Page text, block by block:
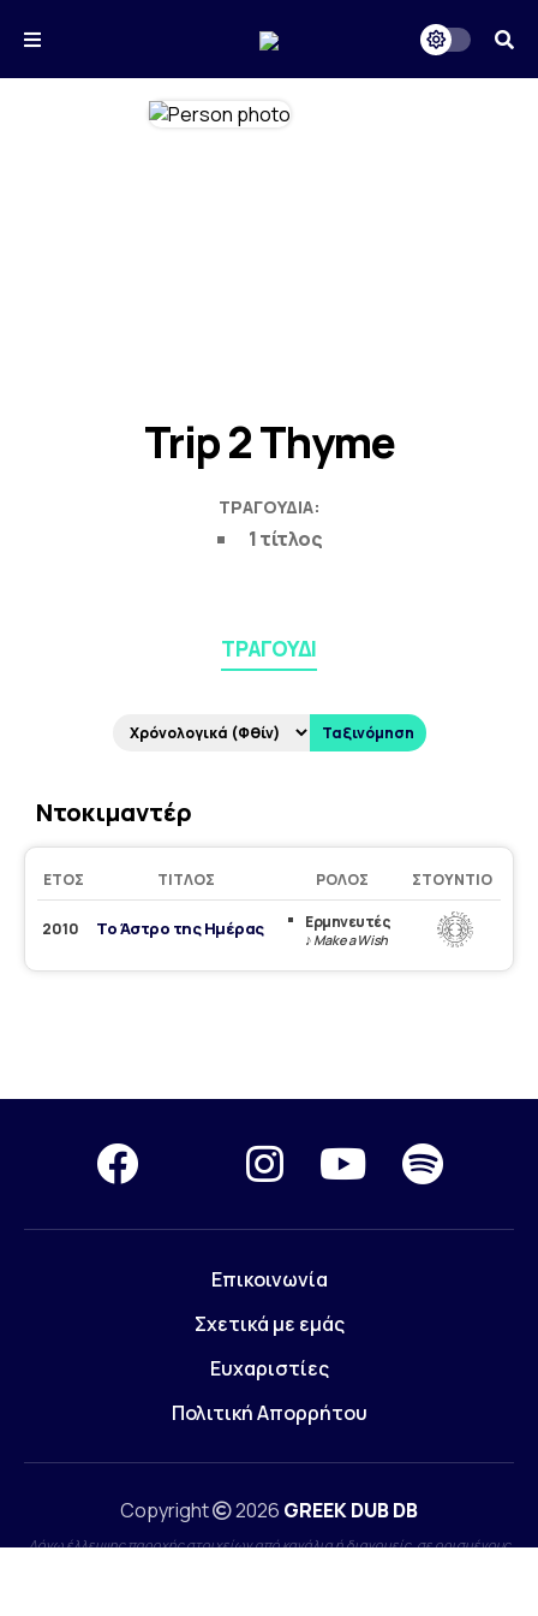
Trip 2 Thyme
ΤΡΑΓΟΎΔΙΑ:
1 τίτλος
ΤΡΑΓΟΎΔΙ
Ταξινόμηση
Ντοκιμαντέρ
ΈΤΟΣ ΤΊΤΛΟΣ ΡΌΛΟΣ ΣΤΟΎΝΤΙΟ
2010 Το Άστρο της Ημέρας Ερμηνευτές
♪ Make a Wish
Επικοινωνία
Σχετικά με εμάς
Ευχαριστίες
Πολιτική Απορρήτου
Copyright 2026 GREEK DUB DB
Λόγω έλλειψης παροχής στοιχείων από κανάλια ή διανομείς, σε ορισμένους